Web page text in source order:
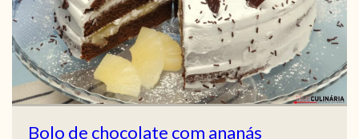
Bolo de chocolate com ananás